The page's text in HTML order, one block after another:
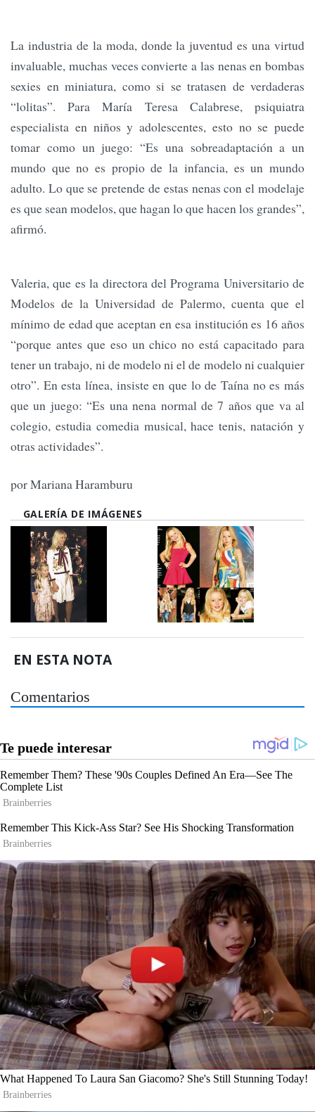
La industria de la moda, donde la juventud es una virtud
invaluable, muchas veces convierte a las nenas en bombas
sexies en miniatura, como si se tratasen de verdaderas
“lolitas”. Para María Teresa Calabrese, psiquiatra
especialista en niños y adolescentes, esto no se puede
tomar como un juego: “Es una sobreadaptación a un
mundo que no es propio de la infancia, es un mundo
adulto. Lo que se pretende de estas nenas con el modelaje
es que sean modelos, que hagan lo que hacen los grandes”,
afirmó.
Valeria, que es la directora del Programa Universitario de
Modelos de la Universidad de Palermo, cuenta que el
mínimo de edad que aceptan en esa institución es 16 años
“porque antes que eso un chico no está capacitado para
tener un trabajo, ni de modelo ni el de modelo ni cualquier
otro”. En esta línea, insiste en que lo de Taína no es más
que un juego: “Es una nena normal de 7 años que va al
colegio, estudia comedia musical, hace tenis, natación y
otras actividades”.
por Mariana Haramburu
GALERÍA DE IMÁGENES
EN ESTA NOTA
Comentarios